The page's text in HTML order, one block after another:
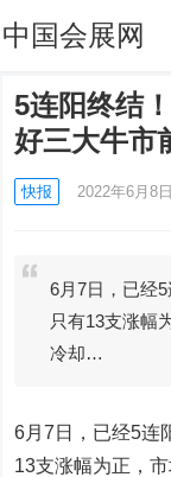
中国会展网
5连阳终结
好三大牛市
快报 2022年6月8
6月7日，已经
只有13支涨幅
冷却…
6月7日，已经5连
13支涨幅为正，